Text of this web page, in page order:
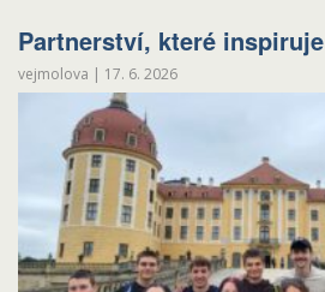
Partnerství, které inspiruje
vejmolova | 17. 6. 2026